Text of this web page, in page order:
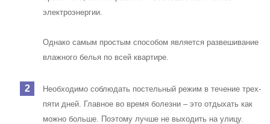
электроэнергии.
Однако самым простым способом является развешивание
влажного белья по всей квартире.
Необходимо соблюдать постельный режим в течение трех-
пяти дней. Главное во время болезни – это отдыхать как
можно больше. Поэтому лучше не выходить на улицу.